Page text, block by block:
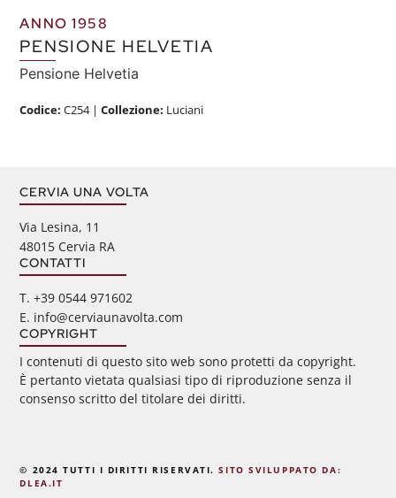
ANNO 1958
PENSIONE HELVETIA
Pensione Helvetia
Codice:C254|Collezione: Luciani
CERVIA UNA VOLTA
Via Lesina, 11
48015 Cervia RA
CONTATTI
‭T. +39 0544 971602
E. info@cerviaunavolta.com
COPYRIGHT
I contenuti di questo sito web sono protetti da copyright.
È pertanto vietata qualsiasi tipo di riproduzione senza il
consenso scritto del titolare dei diritti.
© 2024 TUTTI I DIRITTI RISERVATI.SITO SVILUPPATO DA:
DLEA.IT